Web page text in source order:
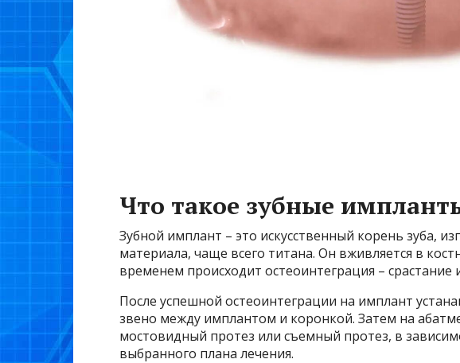
Что такое зубные
Зубной имплант – это искусственный корень зуба,
материала, чаще всего титана. Он вживляется в
временем происходит остеоинтеграция – срастание
После успешной остеоинтеграции на имплант
звено между имплантом и коронкой. Затем на
мостовидный протез или съемный протез, в
выбранного плана лечения.